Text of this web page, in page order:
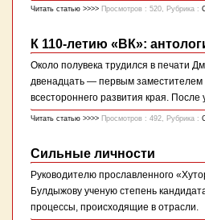
Читать статью >>>> Просмотров : 520, Рубрика :
К 110-летию «ВК»:
Около полувека трудился в печати
двенадцать — первым заместителем
всестороннего развития края.
Читать статью >>>> Просмотров : 492, Рубрика :
Сильные личности
Руководителю прославленного
Булдыжову ученую степень
процессы, происходящие в отрасли.